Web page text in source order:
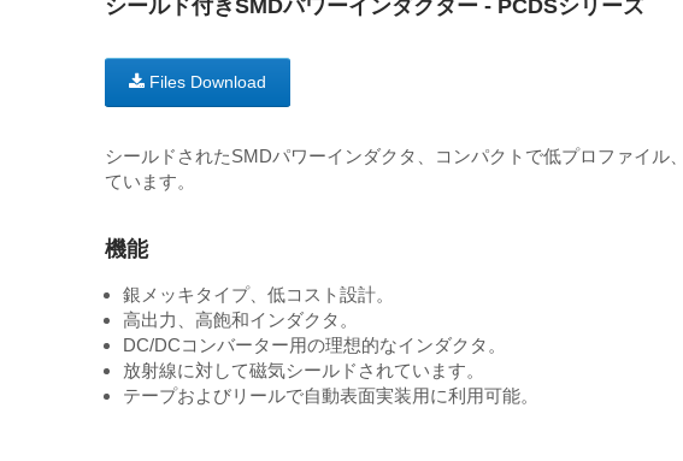
シールド付きSMDパワーインダクター - PCDSシリーズ
Files Download
シールドされたSMDパワーインダクタ、コンパクトで低プロファイ
ています。
機能
銀メッキタイプ、低コスト設計。
高出力、高飽和インダクタ。
DC/DCコンバーター用の理想的なインダクタ。
放射線に対して磁気シールドされています。
テープおよびリールで自動表面実装用に利用可能。